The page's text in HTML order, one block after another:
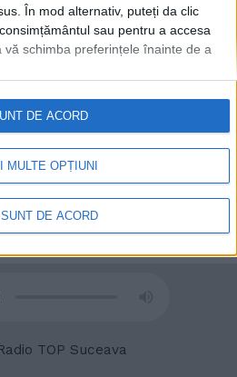
În mod alternativ, puteți da clic
sau pentru a accesa
vă schimba preferințele înainte de a
orice moment, revenind la acest site
din partea de jos a
MULTE OPȚIUNI
SUNT DE ACORD
DE ACORD
FM
TOP Suceava